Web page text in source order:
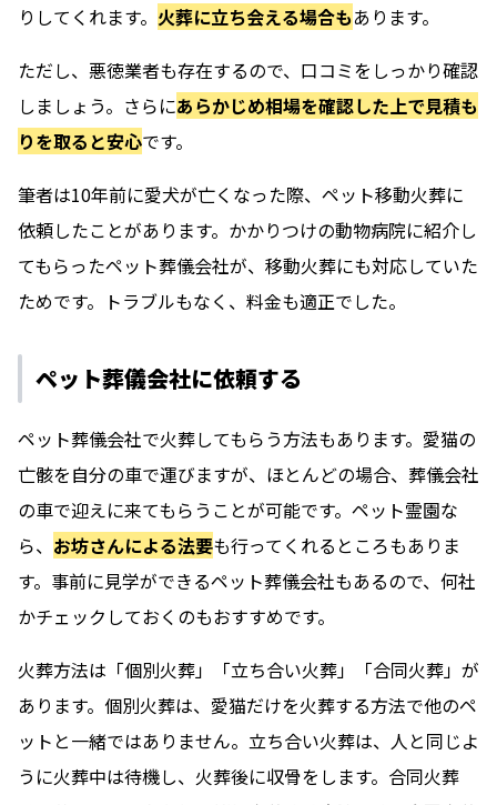
りしてくれます。 火葬に立ち会える場合もあります。
ただし、悪徳業者も存在するので、口コミをしっかり確認
しましょう。さらにあらかじめ相場を確認した上で見積も
りを取ると安心です。
筆者は10年前に愛犬が亡くなった際、ペット移動火葬に
依頼したことがあります。かかりつけの動物病院に紹介し
てもらったペット葬儀会社が、移動火葬にも対応していた
ためです。トラブルもなく、料金も適正でした。
ペット葬儀会社に依頼する
ペット葬儀会社で火葬してもらう方法もあります。愛猫の
亡骸を自分の車で運びますが、ほとんどの場合、葬儀会社
の車で迎えに来てもらうことが可能です。ペット霊園な
ら、 お坊さんによる法要も行ってくれるところもありま
す。事前に見学ができるペット葬儀会社もあるので、何社
かチェックしておくのもおすすめです。
火葬方法は「個別火葬」「立ち合い火葬」「合同火葬」が
あります。個別火葬は、愛猫だけを火葬する方法で他のペ
ットと一緒ではありません。立ち合い火葬は、人と同じよ
うに火葬中は待機し、火葬後に収骨をします。合同火葬